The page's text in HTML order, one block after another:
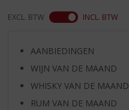
EXCL. BTW INCL. BTW
AANBIEDINGEN
WIJN VAN DE MAAND
WHISKY VAN DE MAAND
RUM VAN DE MAAND